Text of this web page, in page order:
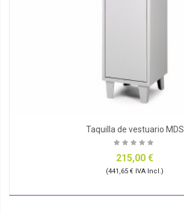
Taquilla de vestuario MDS
215,00 €
(441,65 € IVA Incl.)